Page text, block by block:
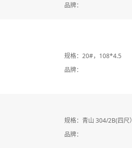
品牌：
规格：20#，108*4.5
品牌：
规格：青山 304/2B(四尺）
品牌：